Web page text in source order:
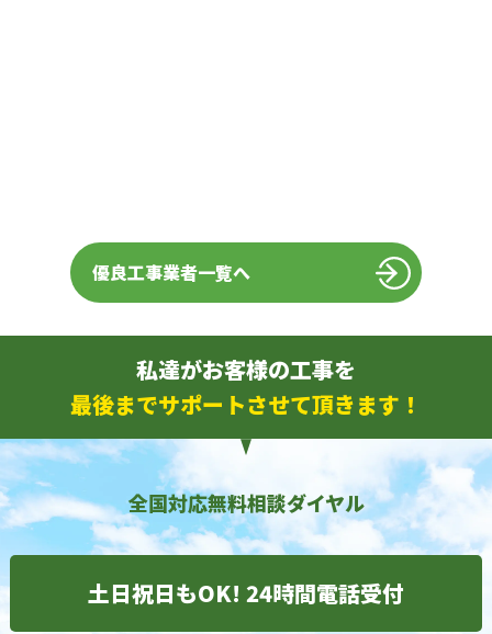
優良工事業者一覧へ
私達がお客様の工事を
最後までサポートさせて頂きます！
全国対応無料相談ダイヤル
土日祝日もOK! 24時間電話受付